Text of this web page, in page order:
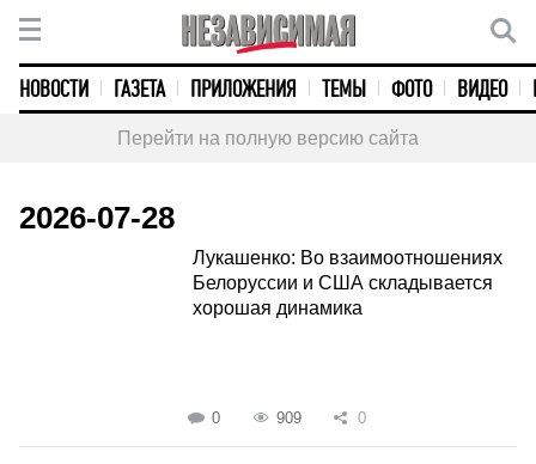
НОВОСТИ ГАЗЕТА ПРИЛОЖЕНИЯ ТЕМЫ ФОТО ВИДЕО
Перейти на полную версию сайта
2026-07-28
Лукашенко: Во взаимоотношениях
Белоруссии и США складывается
хорошая динамика
0 909 0